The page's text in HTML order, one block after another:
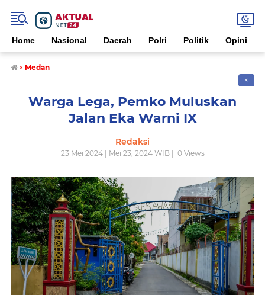
Home Nasional Daerah Polri Politik Opini
› Medan
✕
Warga Lega, Pemko Muluskan
Jalan Eka Warni IX
Redaksi
23 Mei 2024 | Mei 23, 2024 WIB | 0Views